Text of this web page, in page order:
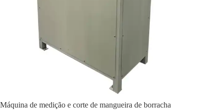
Máquina de medição e corte de mangueira de borracha